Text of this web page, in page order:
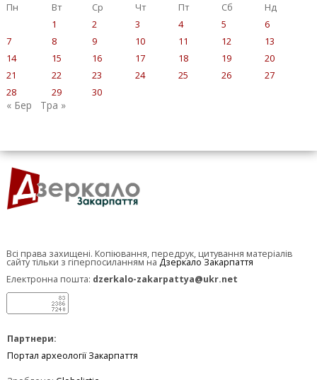
Пн
Вт Ср Чт Пт Сб
Нд
1
2 3 4 5
6
7
8 9 10 11 12
13
14
15 16 17 18 19
20
21
22 23 24 25 26
27
28
29 30
« Бер Тра »
Всі права захищені. Копіювання, передрук, цитування матеріалів
сайту тільки з гіперпосиланням на Дзеркало Закарпаття
Електронна пошта: dzerkalo-zakarpattya@ukr.net
Партнери:
Портал археології Закарпаття